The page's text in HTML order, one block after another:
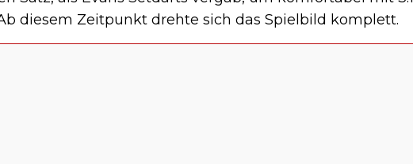
diesem Zeitpunkt drehte sich das Spielbild komplett.